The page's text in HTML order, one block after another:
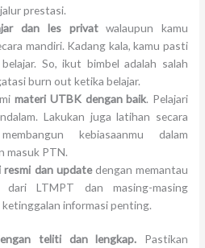
prestasi.
dan les privatwalaupun kamu
mandiri. Kadang kala, kamu pasti
So, ikut bimbel adalah salah
burn out ketika belajar.
materi UTBK dengan baik. Pelajari
Lakukan juga latihan secara
kebiasaanmu dalam
masuk PTN.
resmi dan update dengan memantau
dari LTMPT dan masing-masing
informasi penting.
teliti dan lengkap. Pastikan